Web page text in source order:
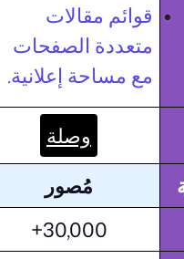
قوائم مقالات
متعددة الصفحات
مع مساحة إعلانية.
وصلة
مُصور
30,000+